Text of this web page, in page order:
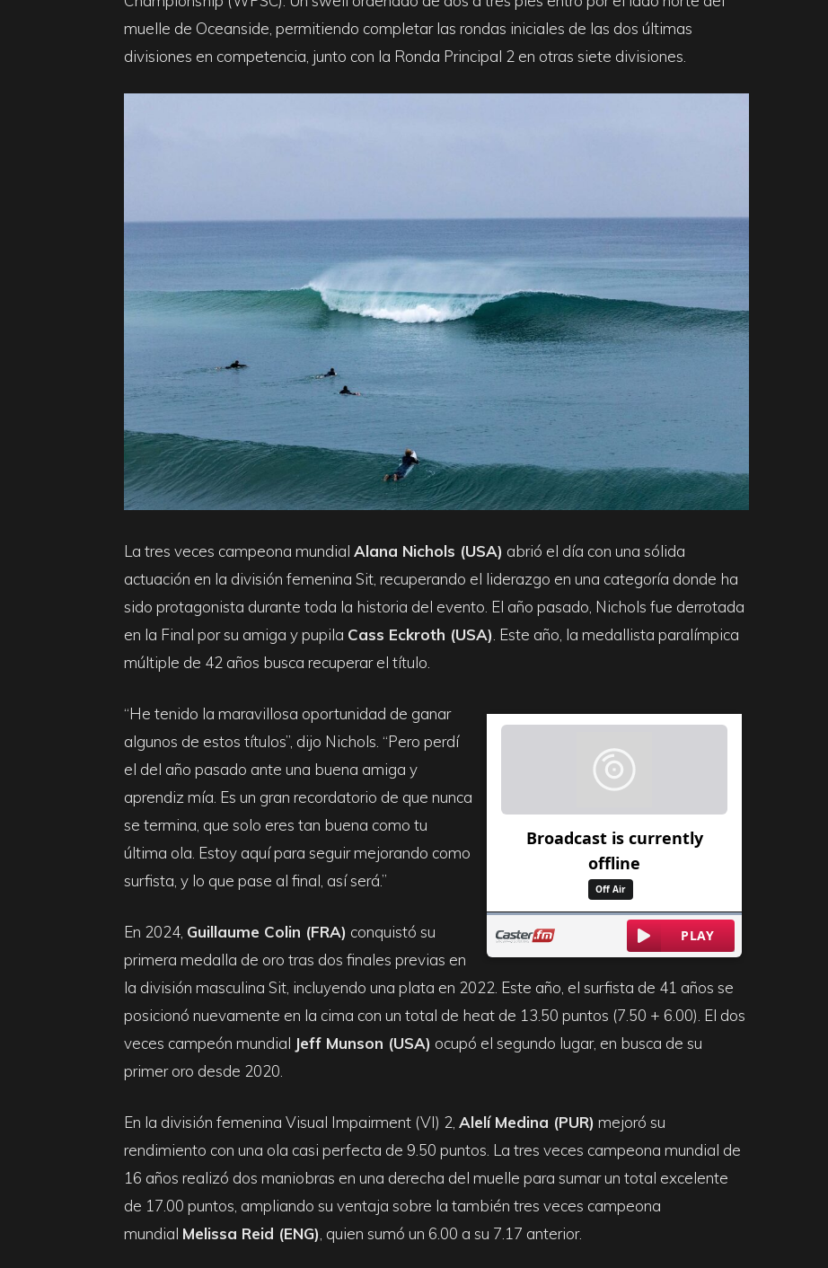
muelle de Oceanside, permitiendo completar las rondas iniciales de las dos últimas
divisiones en competencia, junto con la Ronda Principal 2 en otras siete divisiones.
La tres veces campeona mundial Alana Nichols (USA) abrió el día con una sólida
actuación en la división femenina Sit, recuperando el liderazgo en una categoría donde ha
sido protagonista durante toda la historia del evento. El año pasado, Nichols fue derrotada
en la Final por su amiga y pupila Cass Eckroth (USA). Este año, la medallista paralímpica
múltiple de 42 años busca recuperar el título.
“He tenido la maravillosa oportunidad de ganar
algunos de estos títulos”, dijo Nichols. “Pero perdí
el del año pasado ante una buena amiga y
aprendiz mía. Es un gran recordatorio de que nunca
se termina, que solo eres tan buena como tu
última ola. Estoy aquí para seguir mejorando como
surfista, y lo que pase al final, así será.”
En 2024, Guillaume Colin (FRA) conquistó su
primera medalla de oro tras dos finales previas en
la división masculina Sit, incluyendo una plata en 2022. Este año, el surfista de 41 años se
posicionó nuevamente en la cima con un total de heat de 13.50 puntos (7.50 + 6.00). El dos
veces campeón mundial Jeff Munson (USA) ocupó el segundo lugar, en busca de su
primer oro desde 2020.
En la división femenina Visual Impairment (VI) 2, Alelí Medina (PUR) mejoró su
rendimiento con una ola casi perfecta de 9.50 puntos. La tres veces campeona mundial de
16 años realizó dos maniobras en una derecha del muelle para sumar un total excelente
de 17.00 puntos, ampliando su ventaja sobre la también tres veces campeona
mundial Melissa Reid (ENG), quien sumó un 6.00 a su 7.17 anterior.